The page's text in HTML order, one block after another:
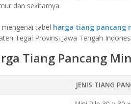
dan sekitarnya.
tabel harga tiang pancang
Tegal Provinsi Jawa Tengah
Tiang Pancang
JENIS TIANG